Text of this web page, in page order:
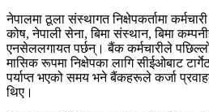
नेपालमा ठूला संस्थागत निक्षेपकर्तामा
कोष, नेपाली सेना, बिमा संस्थान, बिमा
एनसेललगायत पर्छन्। बैंक कर्मचारीले
मासिक रूपमा निक्षेपका लागि सीईओबाट
पर्याप्त भएको समय भने बैंकहरूले कर्जा
थिए।